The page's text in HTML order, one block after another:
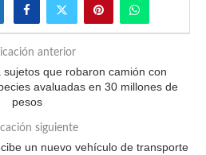
anterior
que robaron camión con
avaluadas en 30 millones de
pesos
siguiente
un nuevo vehículo de transporte